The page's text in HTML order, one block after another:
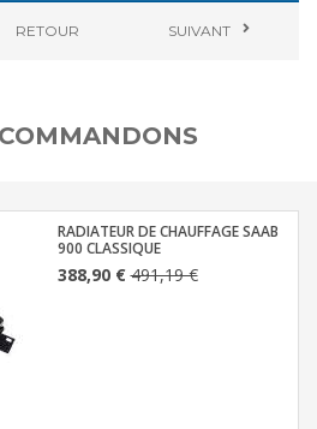
RETOUR SUIVANT
RADIATEUR DE CHAUFFAGE SAAB
900 CLASSIQUE
388,90 €491,19 €